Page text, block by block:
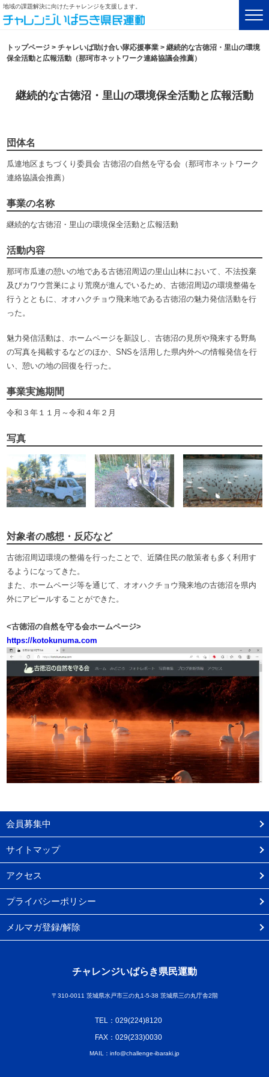
地域の課題解決に向けたチャレンジを支援します。
トップページ >チャレいば助け合い隊応援事業 >継続的な古徳沼・里山の環境
保全活動と広報活動（那珂市ネットワーク連絡協議会推薦）
継続的な古徳沼・里山の環境保全活動と広報活動
団体名
瓜連地区まちづくり委員会 古徳沼の自然を守る会（那珂市ネットワーク
連絡協議会推薦）
事業の名称
継続的な古徳沼・里山の環境保全活動と広報活動
活動内容
那珂市瓜連の憩いの地である古徳沼周辺の里山山林において、不法投棄
及びカワウ営巣により荒廃が進んでいるため、古徳沼周辺の環境整備を
行うとともに、オオハクチョウ飛来地である古徳沼の魅力発信活動を行
った。
魅力発信活動は、ホームページを新設し、古徳沼の見所や飛来する野鳥
の写真を掲載するなどのほか、SNSを活用した県内外への情報発信を行
い、憩いの地の回復を行った。
事業実施期間
令和３年１１月～令和４年２月
写真
対象者の感想・反応など
古徳沼周辺環境の整備を行ったことで、近隣住民の散策者も多く利用す
るようになってきた。
また、ホームページ等を通じて、オオハクチョウ飛来地の古徳沼を県内
外にアピールすることができた。
<古徳沼の自然を守る会ホームページ>
https://kotokunuma.com
会員募集中
サイトマップ
アクセス
プライバシーポリシー
メルマガ登録/解除
チャレンジいばらき県民運動
〒310-0011 茨城県水戸市三の丸1-5-38 茨城県三の丸庁舎2階
TEL：029(224)8120
FAX：029(233)0030
MAIL：info@challenge-ibaraki.jp